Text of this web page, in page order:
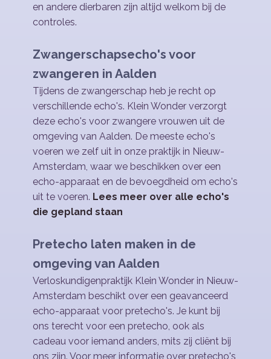
en andere dierbaren zijn altijd welkom bij de
controles.
Zwangerschapsecho's voor
zwangeren in Aalden
Tijdens de zwangerschap heb je recht op
verschillende echo's. Klein Wonder verzorgt
deze echo's voor zwangere vrouwen uit de
omgeving van Aalden. De meeste echo's
voeren we zelf uit in onze praktijk in Nieuw-
Amsterdam, waar we beschikken over een
echo-apparaat en de bevoegdheid om echo's
uit te voeren. Lees meer over alle echo's
die gepland staan
Pretecho laten maken in de
omgeving van Aalden
Verloskundigenpraktijk Klein Wonder in Nieuw-
Amsterdam beschikt over een geavanceerd
echo-apparaat voor pretecho's. Je kunt bij
ons terecht voor een pretecho, ook als
cadeau voor iemand anders, mits zij cliënt bij
ons zijn. Voor meer informatie over pretecho's